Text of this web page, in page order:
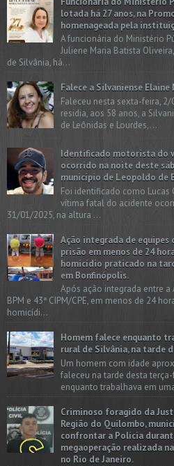
lotada há 27 anos, na
homenageada pela
A funcionária do Ministério
Juliene Maria Batista
de Silvânia, há...
Falece a Silvaniense Elaine
Faleceu nesta sexta-feira,
residia, aos 58 anos, a
de Leônidas e Lourdes,...
Identificado motorista do
ocorrido na noite deste
município de Leopoldo de
Foi identificado como Lucas
vítima fatal do acidente
31/01/2025, na altura ...
Ação integrada de
prisão em menos de 24
homicídio praticado na
em Bonfinópolis.
Após ação integrada entre a
BPM e 43ª CIPM/CPE, em menos de 24
homicídi...
Homem falece enquanto
rural de Silvânia, na tarde
Um homem com idade
faleceu na tarde desta
enquanto trabalhava em
Criminoso foragido da
Região do Quilombo,
confrontar a Polícia
megaoperação realizada
no Rio de Janeiro.